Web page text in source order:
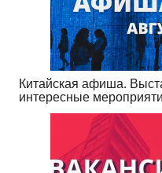
Китайская афиша.
интересные